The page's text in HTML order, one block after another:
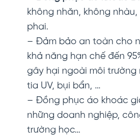
không nhăn, không
phai.
– Đảm bảo an toàn cho
khả năng hạn chế đến
gây hại ngoài môi trường
tia UV, bụi bẩn, …
– Đồng phục áo khoác
những doanh nghiệp,
trường học…